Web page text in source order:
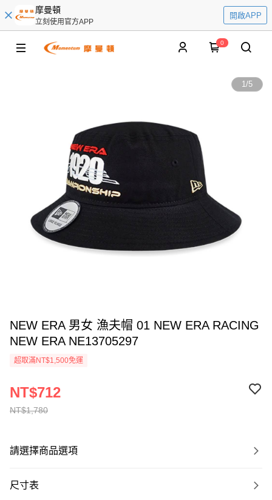
摩曼頓
立刻使用官方APP
開啟APP
0
1/5
NEW ERA 男女 漁夫帽 01 NEW ERA RACING
NEW ERA NE13705297
超取滿NT$1,500免運
NT$1,780
NT$712
請選擇商品選項
尺寸表